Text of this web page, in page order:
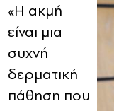
«Η ακμή
είναι μια
συχνή
δερματική
πάθηση που